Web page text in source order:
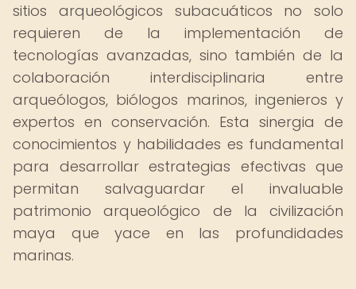
sitios arqueológicos subacuáticos no solo
requieren de la implementación de
tecnologías avanzadas, sino también de la
colaboración interdisciplinaria entre
arqueólogos, biólogos marinos, ingenieros y
expertos en conservación. Esta sinergia de
conocimientos y habilidades es fundamental
para desarrollar estrategias efectivas que
permitan salvaguardar el invaluable
patrimonio arqueológico de la civilización
maya que yace en las profundidades
marinas.